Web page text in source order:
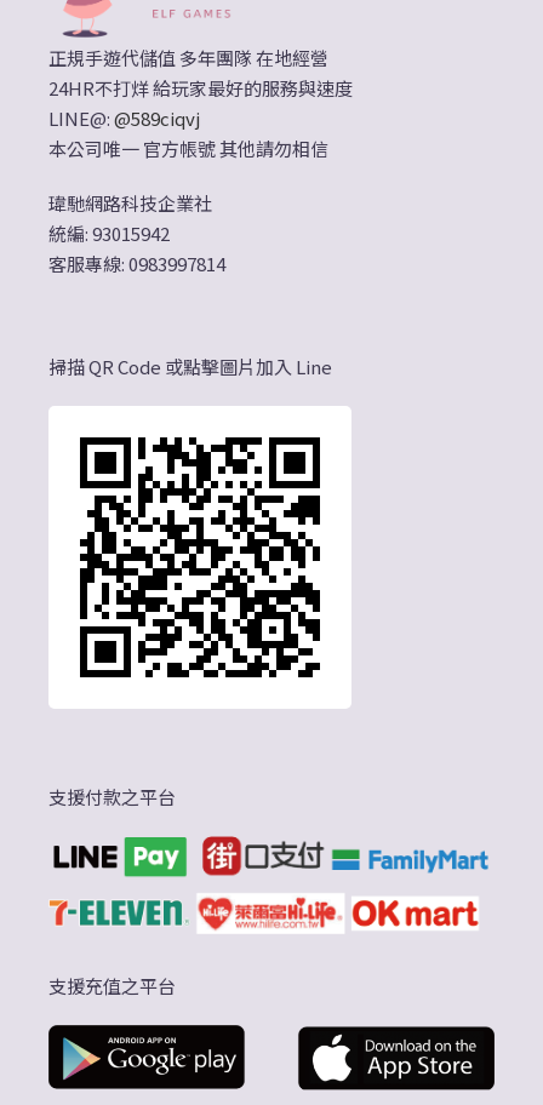
正規手遊代儲值 多年團隊 在地經營
24HR不打烊 給玩家最好的服務與速度
LINE@:@589ciqvj
本公司唯一 官方帳號 其他請勿相信
瑋馳網路科技企業社
統編: 93015942
客服專線: 0983997814
掃描 QR Code 或點擊圖片加入 Line
支援付款之平台
支援充值之平台